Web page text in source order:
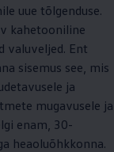
uue tõlgenduse.
kahetooniline
valuveljed. Ent
sisemus see, mis
ja
mugavusele ja
enam, 30-
heaoluõhkkonna.